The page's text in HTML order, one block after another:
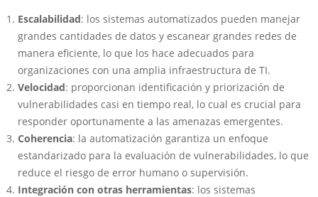
Escalabilidad: los sistemas automatizados pueden manejar
grandes cantidades de datos y escanear grandes redes de
manera eficiente, lo que los hace adecuados para
organizaciones con una amplia infraestructura de TI.
Velocidad: proporcionan identificación y priorización de
vulnerabilidades casi en tiempo real, lo cual es crucial para
responder oportunamente a las amenazas emergentes.
Coherencia: la automatización garantiza un enfoque
estandarizado para la evaluación de vulnerabilidades, lo que
reduce el riesgo de error humano o supervisión.
Integración con otras herramientas: los sistemas